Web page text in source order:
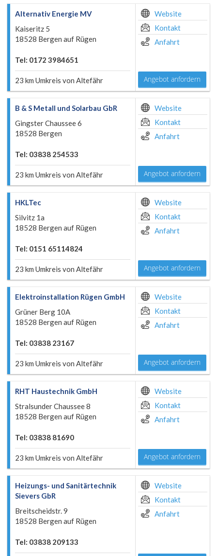
Alternativ Energie MV
Kaiseritz 5
18528 Bergen auf Rügen
Tel: 0172 3984651
23 km Umkreis von Altefähr
Website
Kontakt
Anfahrt
Angebot anfordern
B & S Metall und Solarbau GbR
Gingster Chaussee 6
18528 Bergen
Tel: 03838 254533
23 km Umkreis von Altefähr
Website
Kontakt
Anfahrt
Angebot anfordern
HKLTec
Silvitz 1a
18528 Bergen auf Rügen
Tel: 0151 65114824
23 km Umkreis von Altefähr
Website
Kontakt
Anfahrt
Angebot anfordern
Elektroinstallation Rügen GmbH
Grüner Berg 10A
18528 Bergen auf Rügen
Tel: 03838 23167
23 km Umkreis von Altefähr
Website
Kontakt
Anfahrt
Angebot anfordern
RHT Haustechnik GmbH
Stralsunder Chaussee 8
18528 Bergen auf Rügen
Tel: 03838 81690
23 km Umkreis von Altefähr
Website
Kontakt
Anfahrt
Angebot anfordern
Heizungs- und Sanitärtechnik
Sievers GbR
Breitscheidstr. 9
18528 Bergen auf Rügen
Tel: 03838 209133
Website
Kontakt
Anfahrt